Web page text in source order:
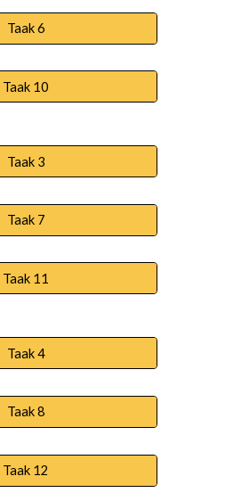
Taak 6
Taak 10
Taak 3
Taak 7
Taak 11
Taak 4
Taak 8
Taak 12